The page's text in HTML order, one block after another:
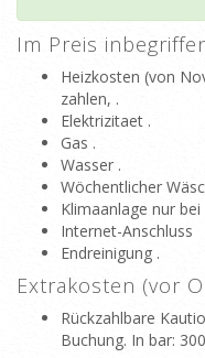
Im Preis
Heizkosten (von
zahlen, .
Elektrizitaet .
Gas .
Wasser .
Wöchentlicher
Klimaanlage nur bei
Internet-Anschluss
Endreinigung .
Extrakosten (vor
Rückzahlbare
Buchung. In bar: